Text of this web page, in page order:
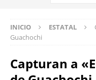
INICIO ESTATAL
Guachochi
Capturan a